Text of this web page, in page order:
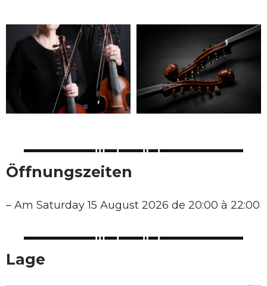
Öffnungszeiten
– Am Saturday 15 August 2026 de 20:00 à 22:00
Lage